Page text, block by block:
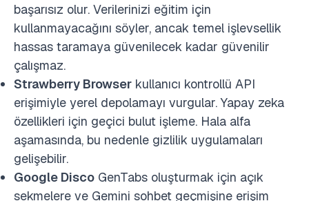
başarısız olur. Verilerinizi eğitim için
kullanmayacağını söyler, ancak temel işlevsellik
hassas taramaya güvenilecek kadar güvenilir
çalışmaz.
Strawberry Browser kullanıcı kontrollü API
erişimiyle yerel depolamayı vurgular. Yapay zeka
özellikleri için geçici bulut işleme. Hala alfa
aşamasında, bu nedenle gizlilik uygulamaları
gelişebilir.
Google Disco GenTabs oluşturmak için açık
sekmelere ve Gemini sohbet geçmişine erişim